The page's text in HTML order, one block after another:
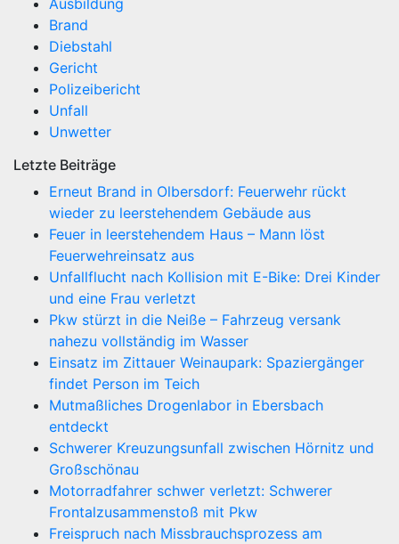
Brand
Diebstahl
Gericht
Polizeibericht
Unfall
Unwetter
Letzte Beiträge
Erneut Brand in Olbersdorf: Feuerwehr rückt
wieder zu leerstehendem Gebäude aus
Feuer in leerstehendem Haus – Mann löst
Feuerwehreinsatz aus
Unfallflucht nach Kollision mit E-Bike: Drei Kinder
und eine Frau verletzt
Pkw stürzt in die Neiße – Fahrzeug versank
nahezu vollständig im Wasser
Einsatz im Zittauer Weinaupark: Spaziergänger
findet Person im Teich
Mutmaßliches Drogenlabor in Ebersbach
entdeckt
Schwerer Kreuzungsunfall zwischen Hörnitz und
Großschönau
Motorradfahrer schwer verletzt: Schwerer
Frontalzusammenstoß mit Pkw
Freispruch nach Missbrauchsprozess am